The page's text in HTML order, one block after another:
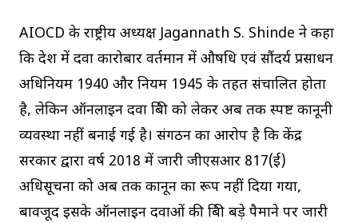
AIOCD के राष्ट्रीय अध्यक्ष Jagannath S. Shinde ने कहा
कि देश में दवा कारोबार वर्तमान में औषधि एवं सौंदर्य प्रसाधन
अधिनियम 1940 और नियम 1945 के तहत संचालित होता
है, लेकिन ऑनलाइन दवा बिक्री को लेकर अब तक स्पष्ट कानूनी
व्यवस्था नहीं बनाई गई है। संगठन का आरोप है कि केंद्र
सरकार द्वारा वर्ष 2018 में जारी जीएसआर 817(ई)
अधिसूचना को अब तक कानून का रूप नहीं दिया गया,
बावजूद इसके ऑनलाइन दवाओं की बिक्री बड़े पैमाने पर जारी